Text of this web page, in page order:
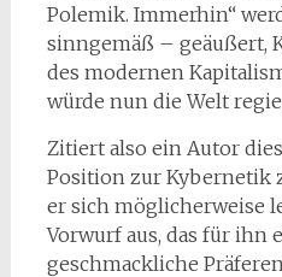
Polemik. Immerhin“
sinngemäß – geäußert,
des modernen
würde nun die Welt
Zitiert also ein Autor
Position zur Kybernetik
er sich möglicherweise
Vorwurf aus, das für ihn
geschmackliche